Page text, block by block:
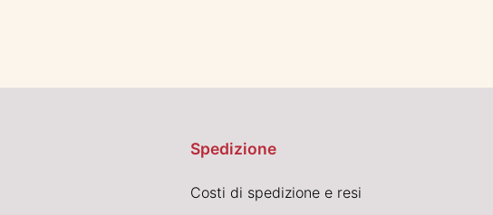
Spedizione
Costi di spedizione e resi